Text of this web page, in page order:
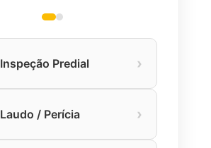
Inspeção Predial ›
Laudo / Perícia ›